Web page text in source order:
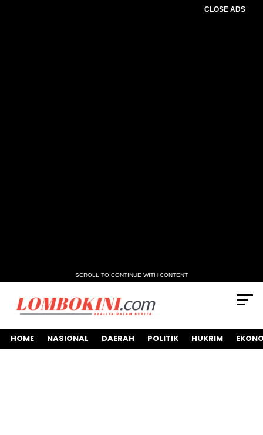
CLOSE ADS
SCROLL TO CONTINUE WITH CONTENT
HOME NASIONAL DAERAH POLITIK HUKRIM